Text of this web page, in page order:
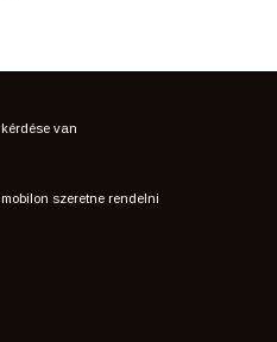
van
szeretne rendelni